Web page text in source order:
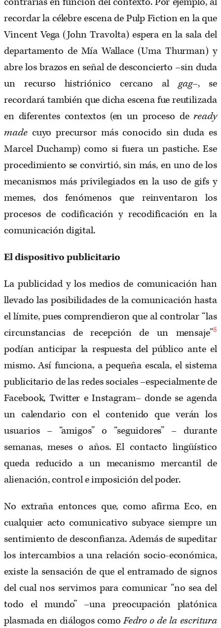
recordar la célebre escena de Pulp Fiction en la que
Vincent Vega (John Travolta) espera en la sala del
departamento de Mía Wallace (Uma Thurman) y
abre los brazos en señal de desconcierto –sin duda
un recurso histriónico cercano algag–, se
recordará también que dicha escena fue reutilizada
en diferentes contextos (en un proceso deready
made cuyo precursor más conocido sin duda es
Marcel Duchamp) como si fuera un pastiche. Ese
procedimiento se convirtió, sin más, en uno de los
mecanismos más privilegiados en la uso de gifs y
memes, dos fenómenos que reinventaron los
procesos de codificación y recodificación en la
comunicación digital.
El dispositivo publicitario
La publicidad y los medios de comunicación han
llevado las posibilidades de la comunicación hasta
el límite, pues comprendieron que al controlar “las
circunstancias de recepción de un mensaje”8
podían anticipar la respuesta del público ante el
mismo. Así funciona, a pequeña escala, el sistema
publicitario de las redes sociales –especialmente de
Facebook, Twitter e Instagram– donde se agenda
un calendario con el contenido que verán los
usuarios – “amigos” o “seguidores” – durante
semanas, meses o años. El contacto lingüístico
queda reducido a un mecanismo mercantil de
alienación, control e imposición del poder.
No extraña entonces que, como afirma Eco, en
cualquier acto comunicativo subyace siempre un
sentimiento de desconfianza. Además de supeditar
los intercambios a una relación socio-económica,
existe la sensación de que el entramado de signos
del cual nos servimos para comunicar “no sea del
todo el mundo” –una preocupación platónica
plasmada en diálogos comoFedro o de la escritura